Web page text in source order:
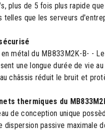
plus de 5 fois plus rapide
telles que les serveurs
en métal du MB833M2K-B- -
une longue durée de vie
châssis réduit le bruit et
thermiques du
de conception unique
dispersion passive maximale